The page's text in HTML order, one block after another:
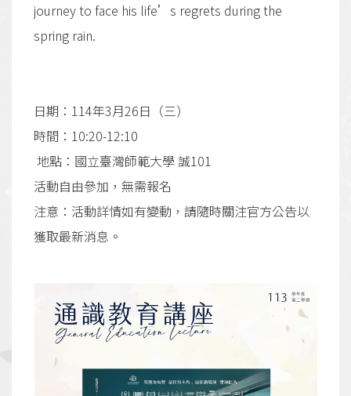
journey to face his life’s regrets during the
spring rain.
日期：114年3月26日（三）
時間：10:20-12:10
地點：國立臺灣師範大學 誠101
活動自由參加，無需報名
注意：活動詳情如有變動，請隨時關注官方公告以
獲取最新消息。